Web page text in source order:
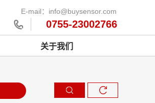
E-mail：info@buysensor.com
0755-23002766
关于我们